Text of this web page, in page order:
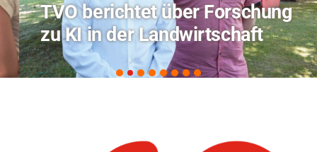
TVO berichtet über Forschung
zu KI in der Landwirtschaft